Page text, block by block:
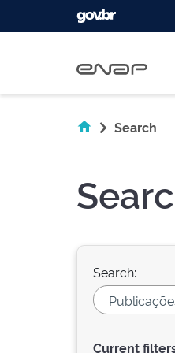
Search
Search:
Current